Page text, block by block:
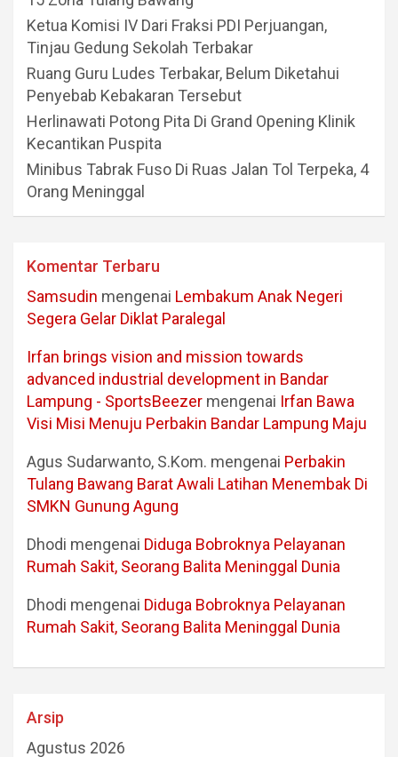
Ketua Komisi IV Dari Fraksi PDI Perjuangan,
Tinjau Gedung Sekolah Terbakar
Ruang Guru Ludes Terbakar, Belum Diketahui
Penyebab Kebakaran Tersebut
Herlinawati Potong Pita Di Grand Opening Klinik
Kecantikan Puspita
Minibus Tabrak Fuso Di Ruas Jalan Tol Terpeka, 4
Orang Meninggal
Komentar Terbaru
Samsudin mengenai Lembakum Anak Negeri
Segera Gelar Diklat Paralegal
Irfan brings vision and mission towards
advanced industrial development in Bandar
Lampung - SportsBeezer mengenai Irfan Bawa
Visi Misi Menuju Perbakin Bandar Lampung Maju
Agus Sudarwanto, S.Kom. mengenai Perbakin
Tulang Bawang Barat Awali Latihan Menembak Di
SMKN Gunung Agung
Dhodi mengenai Diduga Bobroknya Pelayanan
Rumah Sakit, Seorang Balita Meninggal Dunia
Dhodi mengenai Diduga Bobroknya Pelayanan
Rumah Sakit, Seorang Balita Meninggal Dunia
Arsip
Agustus 2026